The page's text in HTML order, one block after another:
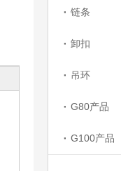
链条
卸扣
吊环
G80产品
G100产品